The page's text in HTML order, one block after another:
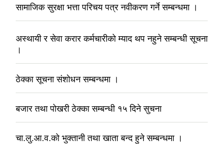
सामाजिक सुरक्षा भत्ता परिचय पत्र नवीकरण गर्ने सम्बन्धमा ।
अस्थायी र सेवा करार कर्मचारीको म्याद थप नहुने सम्बन्धी सूचना
।
ठेक्का सूचना संशोधन सम्बन्धमा ।
बजार तथा पोखरी ठेक्का सम्बन्धी १५ दिने सुचना
चा.लु.आ.व.को भुक्तानी तथा खाता बन्द हुने सम्बन्धमा ।